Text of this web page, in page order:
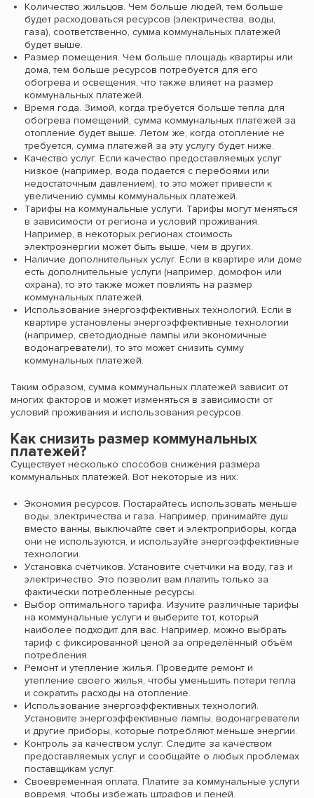
Количество жильцов. Чем больше людей, тем больше
будет расходоваться ресурсов (электричества, воды,
газа), соответственно, сумма коммунальных платежей
будет выше.
Размер помещения. Чем больше площадь квартиры или
дома, тем больше ресурсов потребуется для его
обогрева и освещения, что также влияет на размер
коммунальных платежей.
Время года. Зимой, когда требуется больше тепла для
обогрева помещений, сумма коммунальных платежей за
отопление будет выше. Летом же, когда отопление не
требуется, сумма платежей за эту услугу будет ниже.
Качество услуг. Если качество предоставляемых услуг
низкое (например, вода подается с перебоями или
недостаточным давлением), то это может привести к
увеличению суммы коммунальных платежей.
Тарифы на коммунальные услуги. Тарифы могут меняться
в зависимости от региона и условий проживания.
Например, в некоторых регионах стоимость
электроэнергии может быть выше, чем в других.
Наличие дополнительных услуг. Если в квартире или доме
есть дополнительные услуги (например, домофон или
охрана), то это также может повлиять на размер
коммунальных платежей.
Использование энергоэффективных технологий. Если в
квартире установлены энергоэффективные технологии
(например, светодиодные лампы или экономичные
водонагреватели), то это может снизить сумму
коммунальных платежей.
Таким образом, сумма коммунальных платежей зависит от
многих факторов и может изменяться в зависимости от
условий проживания и использования ресурсов.
Как снизить размер коммунальных
платежей?
Существует несколько способов снижения размера
коммунальных платежей. Вот некоторые из них:
Экономия ресурсов. Постарайтесь использовать меньше
воды, электричества и газа. Например, принимайте душ
вместо ванны, выключайте свет и электроприборы, когда
они не используются, и используйте энергоэффективные
технологии.
Установка счётчиков. Установите счётчики на воду, газ и
электричество. Это позволит вам платить только за
фактически потребленные ресурсы.
Выбор оптимального тарифа. Изучите различные тарифы
на коммунальные услуги и выберите тот, который
наиболее подходит для вас. Например, можно выбрать
тариф с фиксированной ценой за определённый объём
потребления.
Ремонт и утепление жилья. Проведите ремонт и
утепление своего жилья, чтобы уменьшить потери тепла
и сократить расходы на отопление.
Использование энергоэффективных технологий.
Установите энергоэффективные лампы, водонагреватели
и другие приборы, которые потребляют меньше энергии.
Контроль за качеством услуг. Следите за качеством
предоставляемых услуг и сообщайте о любых проблемах
поставщикам услуг.
Своевременная оплата. Платите за коммунальные услуги
вовремя, чтобы избежать штрафов и пеней.